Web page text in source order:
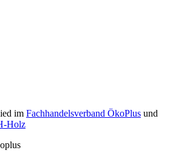
im Fachhandelsverband ÖkoPlus und
Holz